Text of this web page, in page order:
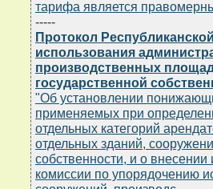
тарифа является
-----
Протокол
использования
производственных
государственной
"Об установлении
применяемых при
отдельных категорий
отдельных зданий,
собственности, и о
комиссии по упорядочению